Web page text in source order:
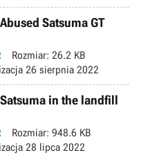
Satsuma GT
Rozmiar: 26.2 KB
26 sierpnia 2022
in the landfill
Rozmiar: 948.6 KB
28 lipca 2022